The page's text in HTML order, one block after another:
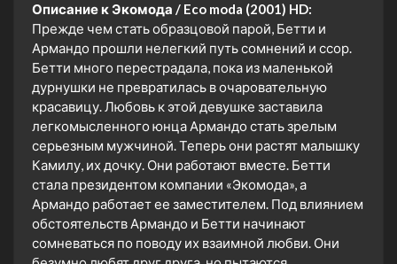
Описание к Экомода / Eco moda (2001) HD:
Прежде чем стать образцовой парой, Бетти и
Армандо прошли нелегкий путь сомнений и ссор.
Бетти много перестрадала, пока из маленькой
дурнушки не превратилась в очаровательную
красавицу. Любовь к этой девушке заставила
легкомысленного юнца Армандо стать зрелым
серьезным мужчиной. Теперь они растят малышку
Камилу, их дочку. Они работают вместе. Бетти
стала президентом компании «Экомода», а
Армандо работает ее заместителем. Под влиянием
обстоятельств Армандо и Бетти начинают
сомневаться по поводу их взаимной любви. Они